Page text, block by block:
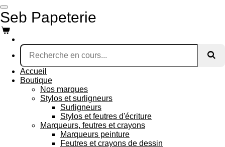
Passer
au
contenu
principal
Seb Papeterie
Accueil
Boutique
Nos marques
Stylos et surligneurs
Surligneurs
Stylos et feutres d'écriture
Marqueurs, feutres et crayons
Marqueurs peinture
Feutres et crayons de dessin